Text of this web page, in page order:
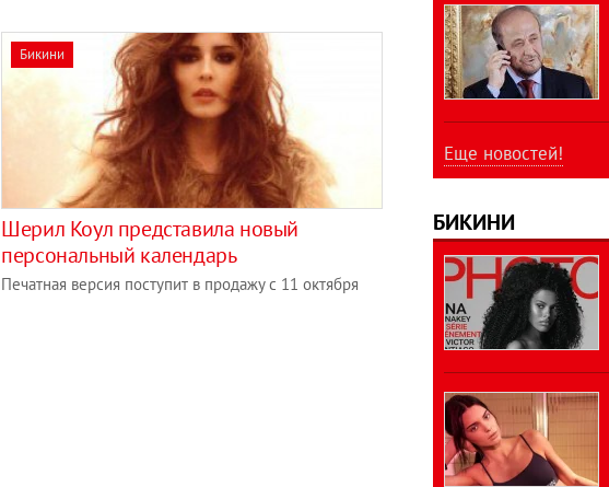
Бикини
Шерил Коул представила новый
персональный календарь
Печатная версия поступит в продажу с 11 октября
Еще новостей!
БИКИНИ